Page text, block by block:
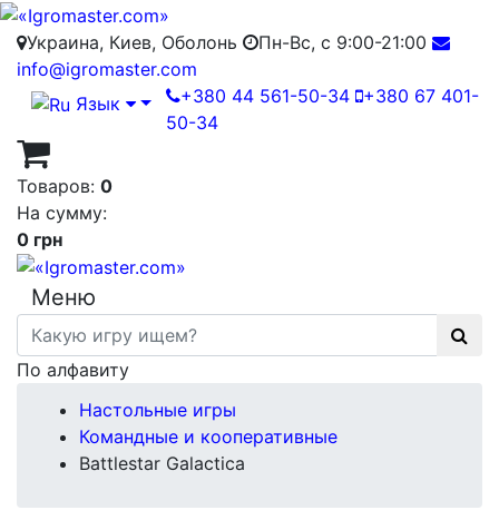
Украина, Киев, Оболонь
Пн-Вс, с 9:00-21:00
info@igromaster.com
Язык
+380 44 561-50-34 +380 67 401-
50-34
Товаров: 0
На сумму:
0 грн
Меню
По алфавиту
Настольные игры
Командные и кооперативные
Battlestar Galactica